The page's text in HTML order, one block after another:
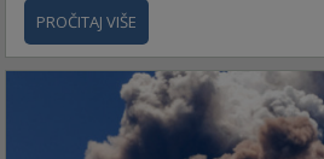
PROČITAJ VIŠE